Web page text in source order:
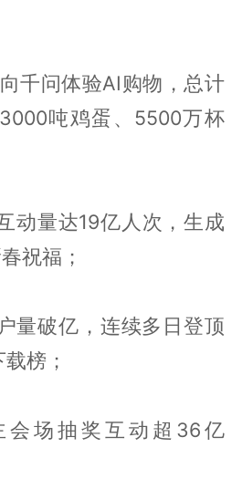
千问体验AI购物，总计
吨鸡蛋、5500万杯
动量达19亿人次，生成
祝福；
量破亿，连续多日登顶
榜；
会场抽奖互动超36亿